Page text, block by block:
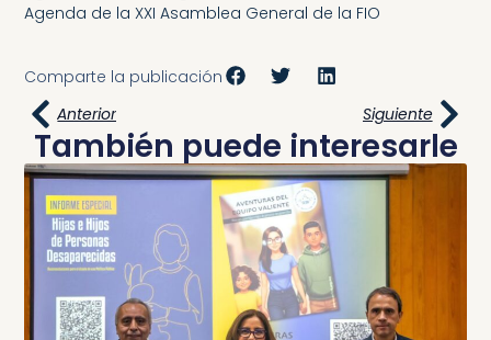
Agenda de la XXI Asamblea General de la FIO
Comparte la publicación
Anterior
Siguiente
También puede interesarle